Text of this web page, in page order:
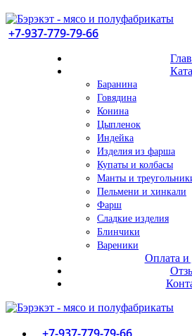
+7-937-779-79-66
Баранина
Говядина
Конина
Цыпленок
Индейка
Изделия из фарша
Купаты и колбасы
Манты и
Пельмени и хинкали
Фарш
Сладкие изделия
Блинчики
Вареники
Оплата и